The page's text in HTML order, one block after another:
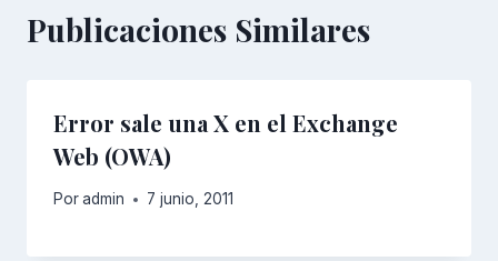
Publicaciones Similares
Error sale una X en el Exchange
Web (OWA)
Poradmin 7 junio, 2011